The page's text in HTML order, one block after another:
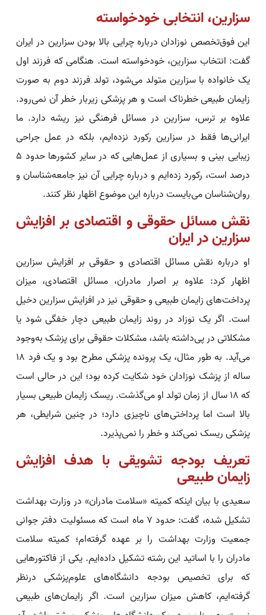
سزارین، انتخابی خودخواسته
این فوق‌تخصص نوزادان درباره چرایی بالا بودن سزارین در ایران
گفت: انتخاب سزارین، خودخواسته است. هنگامی که فرزند اول
یک خانواده با سزارین متولد می‌شود، تولد فرزند دوم به صورت
زایمان طبیعی خطرناک است و هر پزشکی زیربار خطر آن نمی‌رود.
علاوه بر ترس، سزارین در مسائل فرهنگی نیز ریشه‌ دارد. ما
ایرانی‌ها فقط در سزارین رکورد نزده‌ایم، بلکه در عمل جراحی
زیبایی بینی و بسیاری از عمل‌هایی که در سایر کشورها حدود ۵
درصد است، رکورد زده‌ایم و درباره چرایی آن نیز جامعه‌شناسان و
روان‌شناسان می‌بایست درباره این موضوع اظهار نظر کنند.
نقش مسائل حقوقی و اقتصادی بر افزایش
سزارین در ایران
او درباره نقش مسائل اقتصادی و حقوقی بر افزایش سزارین
اظهار کرد: علاوه بر اصرار مادران، مسائل اقتصادی، میزان
پرداخت‌های زایمان طبیعی و حقوقی نیز در افزایش سزارین دخیل
است. اگر یک نوزاد در روند زایمان طبیعی دچار خفگی شود یا
مشکلاتی در پی‌داشته باشد، مشکلات حقوقی برای پزشک به‌وجود
می‌آید. به طور مثال، یک پرونده پزشکی مطرح بود و یک فرد ۱۸
ساله از پزشک نوزادان خود شکایت کرده بود؛ این در حالی است
که ۱۸ سال از زمان تولد او می‌گذشت. ریسک زایمان طبیعی بسیار
بالا است اما پرداختی‌های ناچیزی دارد؛ در چنین شرایطی، هر
پزشکی ریسک نمی‌کند و خطر را نمی‌پذیرد.
تعریف بودجه تشویقی با هدف افزایش
زایمان طبیعی
سعیدی با بیان اینکه کمیته «سلامت مادران» در وزارت بهداشت
تشکیل شده، گفت: حدود ۷ ماه است که مسئولیت دفتر جوانی
جمعیت وزارت بهداشت را بر عهده گرفته‌ام؛ کمیته سلامت
مادران را با اساتید این رشته تشکیل داده‌ایم. یکی از فاکتورهایی
که برای تخصیص بودجه دانشگاه‌های علوم‌پزشکی درنظر
گرفته‌ایم، کاهش میزان سزارین است. اگر زایمان‌های طبیعی